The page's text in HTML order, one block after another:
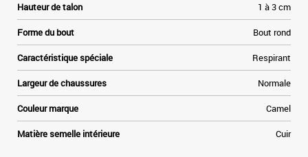
Hauteur de talon 1 à 3 cm
Forme du bout Bout rond
Caractéristique spéciale Respirant
Largeur de chaussures Normale
Couleur marque Camel
Matière semelle intérieure Cuir